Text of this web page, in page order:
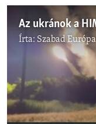
Írta: Szabad Európa